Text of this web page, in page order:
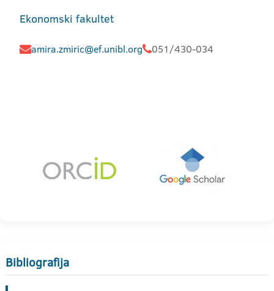
Ekonomski fakultet
amira.zmiric@ef.unibl.org 051/430-034
Bibliografija